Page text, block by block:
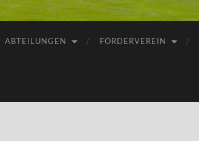
ABTEILUNGEN FÖRDERVEREIN